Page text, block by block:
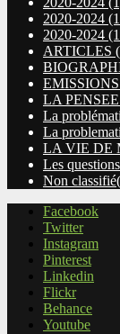
2020-2024
2020-2024
ARTICLES
LA
La
La
LA VIE DE
Les
Non
Facebook
Twitter
Instagram
Pinterest
Linkedin
Flickr
Behance
Youtube